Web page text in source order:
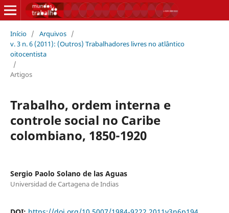
Início / Arquivos /
v. 3 n. 6 (2011): (Outros) Trabalhadores livres no atlântico
oitocentista
/
Artigos
Trabalho, ordem interna e
controle social no Caribe
colombiano, 1850-1920
Sergio Paolo Solano de las Aguas
Universidad de Cartagena de Indias